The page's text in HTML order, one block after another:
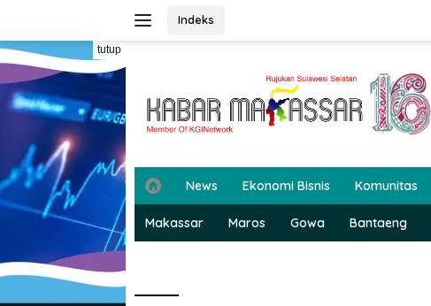
konten
Indeks
tutup
H
o
m
e
News Ekonomi Bisnis Komunitas
Makassar Maros Gowa Bantaeng